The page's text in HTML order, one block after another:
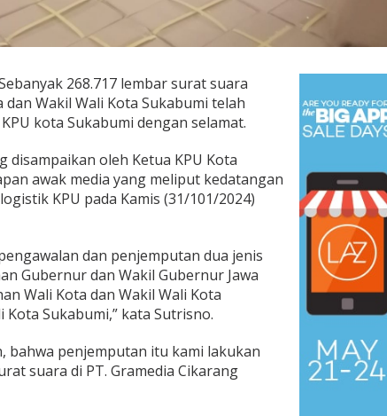
268.717 lembar surat suara
Wakil Wali Kota Sukabumi telah
kota Sukabumi dengan selamat.
disampaikan oleh Ketua KPU Kota
awak media yang meliput kedatangan
KPU pada Kamis (31/101/2024)
dan penjemputan dua jenis
Gubernur dan Wakil Gubernur Jawa
Wali Kota dan Wakil Wali Kota
Sukabumi,” kata Sutrisno.
bahwa penjemputan itu kami lakukan
suara di PT. Gramedia Cikarang